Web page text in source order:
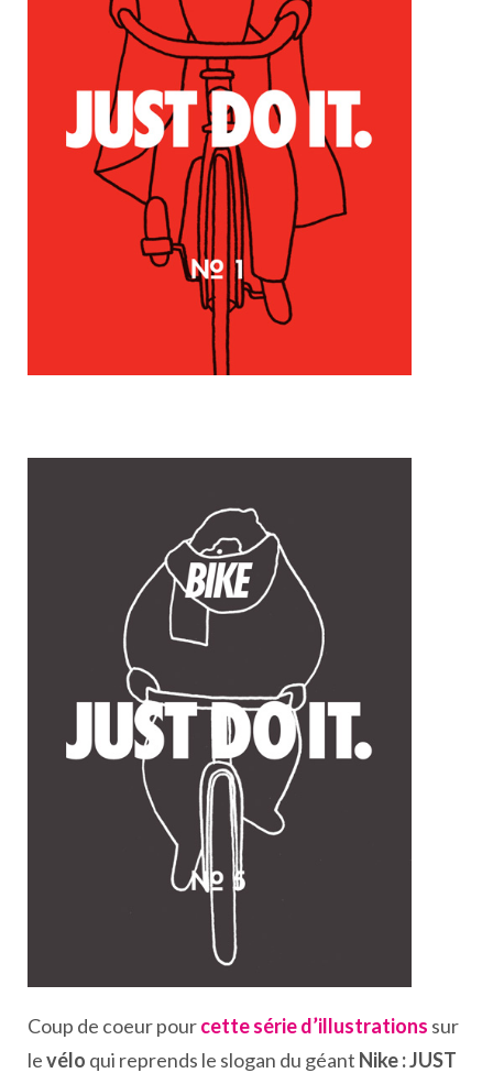
Coup de coeur pourcette série d’illustrations sur
levélo qui reprends le slogan du géant Nike : JUST